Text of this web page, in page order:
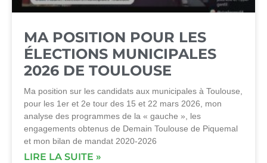
MA POSITION POUR LES
ÉLECTIONS MUNICIPALES
2026 DE TOULOUSE
Ma position sur les candidats aux municipales à Toulouse,
pour les 1er et 2e tour des 15 et 22 mars 2026, mon
analyse des programmes de la « gauche », les
engagements obtenus de Demain Toulouse de Piquemal
et mon bilan de mandat 2020-2026
LIRE LA SUITE »